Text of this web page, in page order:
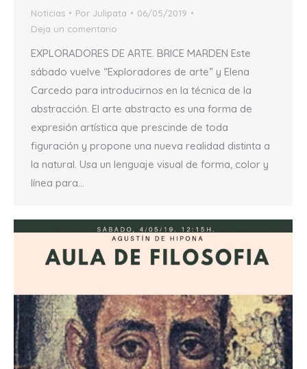
Noticias Por Julipata
06/05/2019
Deja un comentario
EXPLORADORES DE ARTE. BRICE MARDEN Este
sábado vuelve “Exploradores de arte” y Elena
Carcedo para introducirnos en la técnica de la
abstracción. El arte abstracto es una forma de
expresión artística que prescinde de toda
figuración y propone una nueva realidad distinta a
la natural. Usa un lenguaje visual de forma, color y
línea para…